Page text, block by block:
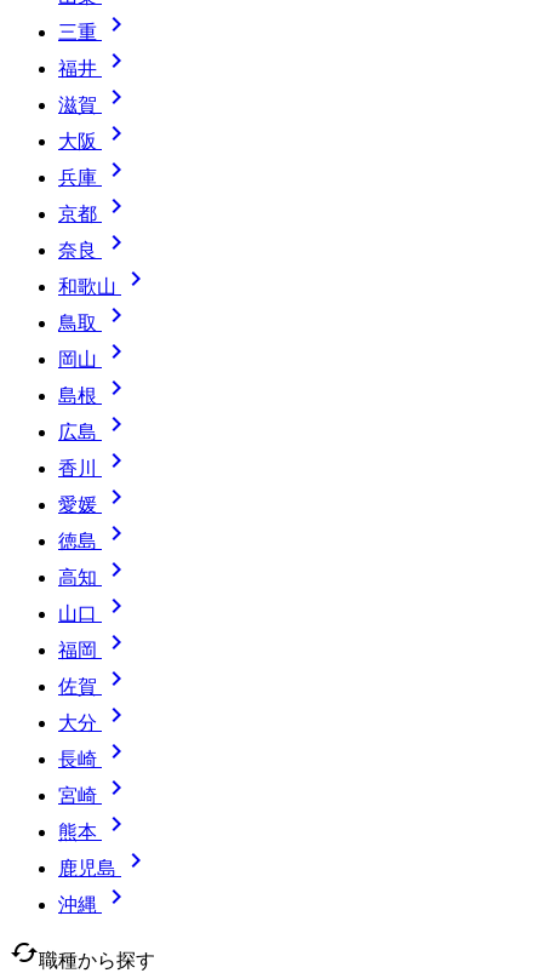
三重 
福井 
滋賀 
大阪 
兵庫 
京都 
奈良 
和歌山 
鳥取 
岡山 
島根 
広島 
香川 
愛媛 
徳島 
高知 
山口 
福岡 
佐賀 
大分 
長崎 
宮崎 
熊本 
鹿児島 
沖縄

cached職種から探す